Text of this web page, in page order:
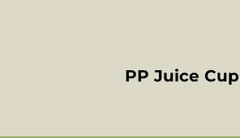
PP Juice Cup